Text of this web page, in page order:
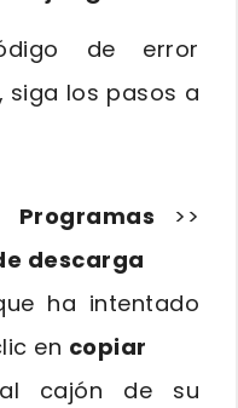
de error
siga los pasos a
Programas >>
descarga
ha intentado
en copiar
al cajón de su